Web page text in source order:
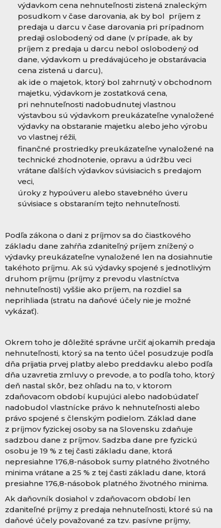
výdavkom cena nehnuteľnosti zistená znaleckým
posudkom v čase darovania, ak by bol príjem z
predaja u darcu v čase darovania pri prípadnom
predaji oslobodený od dane (v prípade, ak by
príjem z predaja u darcu nebol oslobodený od
dane, výdavkom u predávajúceho je obstarávacia
cena zistená u darcu),
ak ide o majetok, ktorý bol zahrnutý v obchodnom
majetku, výdavkom je zostatková cena,
pri nehnuteľnosti nadobudnutej vlastnou
výstavbou sú výdavkom preukázateľne vynaložené
výdavky na obstaranie majetku alebo jeho výrobu
vo vlastnej réžii,
finančné prostriedky preukázateľne vynaložené na
technické zhodnotenie, opravu a údržbu veci
vrátane ďalších výdavkov súvisiacich s predajom
veci,
úroky z hypoúveru alebo stavebného úveru
súvisiace s obstaraním tejto nehnuteľnosti.
Podľa zákona o dani z príjmov sa do čiastkového
základu dane zahŕňa zdaniteľný príjem znížený o
výdavky preukázateľne vynaložené len na dosiahnutie
takéhoto príjmu. Ak sú výdavky spojené s jednotlivým
druhom príjmu (príjmy z prevodu vlastníctva
nehnuteľnosti) vyššie ako príjem, na rozdiel sa
neprihliada (stratu na daňové účely nie je možné
vykázať).
Okrem toho je dôležité správne určiť aj okamih predaja
nehnuteľnosti, ktorý sa na tento účel posudzuje podľa
dňa prijatia prvej platby alebo preddavku alebo podľa
dňa uzavretia zmluvy o prevode, a to podľa toho, ktorý
deň nastal skôr, bez ohľadu na to, v ktorom
zdaňovacom období kupujúci alebo nadobúdateľ
nadobudol vlastnícke právo k nehnuteľnosti alebo
právo spojené s členským podielom. Základ dane
z príjmov fyzickej osoby sa na Slovensku zdaňuje
sadzbou dane z príjmov. Sadzba dane pre fyzickú
osobu je 19 % z tej časti základu dane, ktorá
nepresiahne 176,8-násobok sumy platného životného
minima vrátane a 25 % z tej časti základu dane, ktorá
presiahne 176,8-násobok platného životného minima.
Ak daňovník dosiahol v zdaňovacom období len
zdaniteľné príjmy z predaja nehnuteľnosti, ktoré sú na
daňové účely považované za tzv. pasívne príjmy,